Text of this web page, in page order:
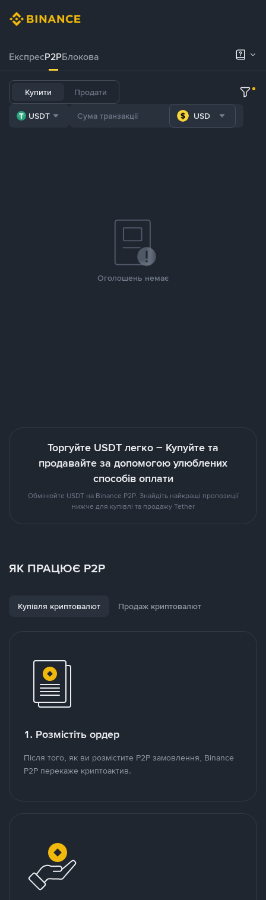
ЕкспресP2PБлокова
Купити Продати
USDT USD
Оголошень немає
Торгуйте USDT легко – Купуйте та
продавайте за допомогою улюблених
способів оплати
Обмінюйте USDT на Binance P2P. Знайдіть найкращі пропозиції
нижче для купівлі та продажу Tether
ЯК ПРАЦЮЄ P2P
Купівля криптовалют Продаж криптовалют
1. Розмістіть ордер
Після того, як ви розмістите P2P замовлення, Binance
P2P перекаже криптоактив.